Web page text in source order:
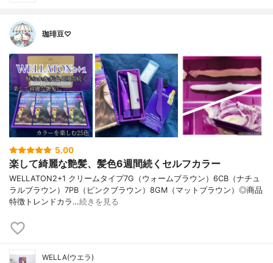
珈琲豆♡
5.00
楽して綺麗な艶髪、髪色6週間続くセルフカラー
WELLATON2+1 クリームタイプ7G（ウォームブラウン）6CB（ナチュ
ラルブラウン）7PB（ピンクブラウン）8GM（マットブラウン）◎商品
特徴トレンドカラ…続きを見る
WELLA(ウエラ)